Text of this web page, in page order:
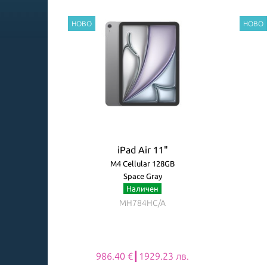
iPad Air 11"
M4 Cellular 128GB
Space Gray
Наличен
MH784HC/A
986.40 €┃1929.23 лв.